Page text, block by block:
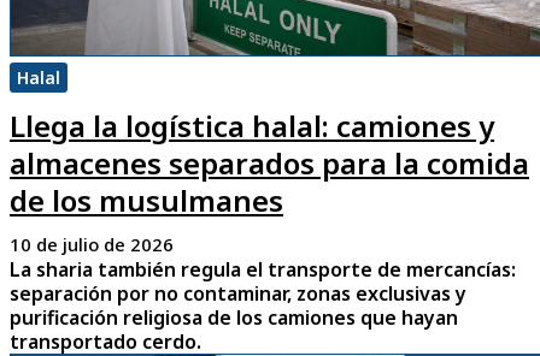
Halal
Llega la logística halal: camiones y
almacenes separados para la comida
de los musulmanes
10 de julio de 2026
La sharia también regula el transporte de mercancías:
separación por no contaminar, zonas exclusivas y
purificación religiosa de los camiones que hayan
transportado cerdo.